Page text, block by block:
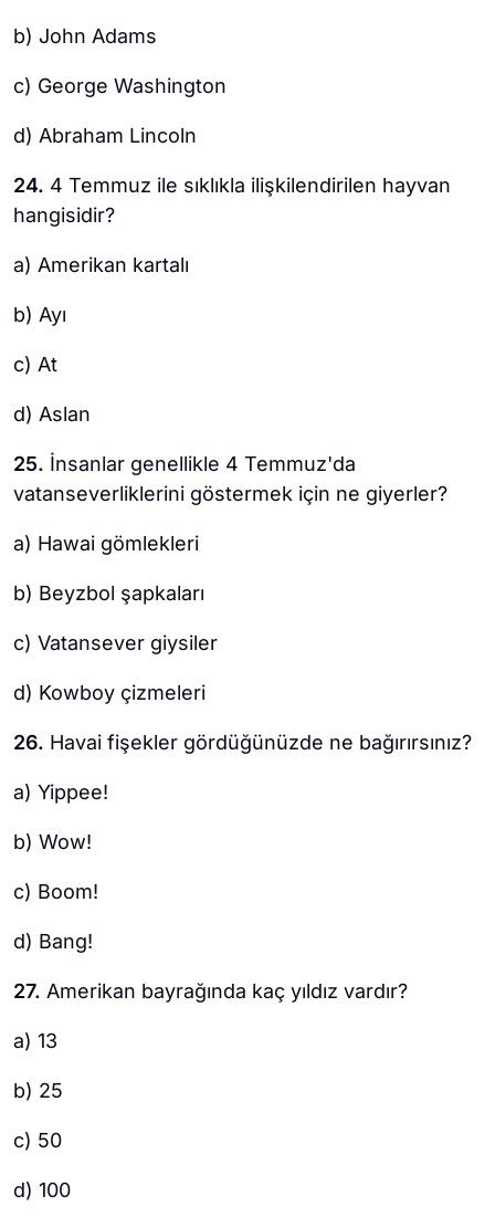
b) John Adams
c) George Washington
d) Abraham Lincoln
24. 4 Temmuz ile sıklıkla ilişkilendirilen hayvan
hangisidir?
a) Amerikan kartalı
b) Ayı
c) At
d) Aslan
25. İnsanlar genellikle 4 Temmuz'da
vatanseverliklerini göstermek için ne giyerler?
a) Hawai gömlekleri
b) Beyzbol şapkaları
c) Vatansever giysiler
d) Kowboy çizmeleri
26. Havai fişekler gördüğünüzde ne bağırırsınız?
a) Yippee!
b) Wow!
c) Boom!
d) Bang!
27. Amerikan bayrağında kaç yıldız vardır?
a) 13
b) 25
c) 50
d) 100